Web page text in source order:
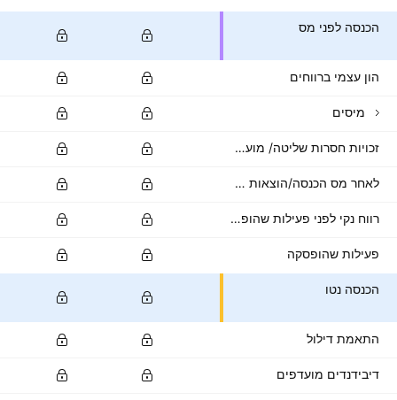
הכנסה לפני מס
הון עצמי ברווחים
מיסים
זכויות חסרות שליטה/ מועטות
לאחר מס הכנסה/הוצאות אחרות
רווח נקי לפני פעילות שהופסקה
פעילות שהופסקה
הכנסה נטו
התאמת דילול
דיבידנדים מועדפים